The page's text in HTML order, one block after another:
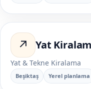
↗ Yat
Yat & Tekne Kiralama
Beşiktaş Yerel planlama